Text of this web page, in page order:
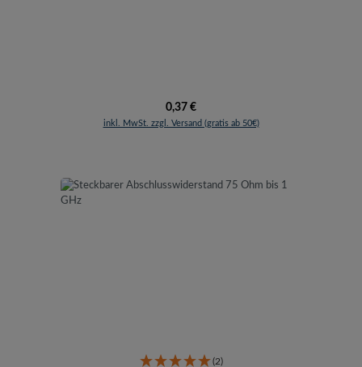
Regulärer Preis:
0,37 €
inkl. MwSt. zzgl. Versand (gratis ab 50€)
(2)